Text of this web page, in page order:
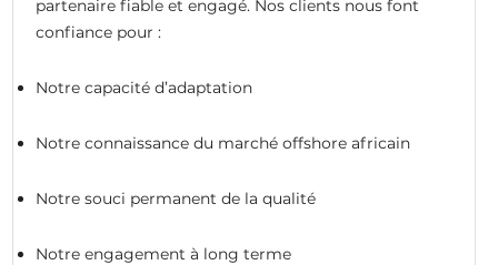
partenaire fiable et engagé. Nos clients nous font
confiance pour :
Notre capacité d’adaptation
Notre connaissance du marché offshore africain
Notre souci permanent de la qualité
Notre engagement à long terme